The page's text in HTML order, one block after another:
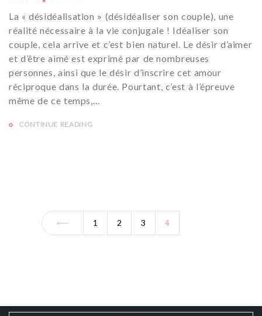
La « désidéalisation » (désidéaliser son couple), une
réalité nécessaire à la vie conjugale ! Idéaliser son
couple, cela arrive et c’est bien naturel. Le désir d’aimer
et d’être aimé est exprimé par de nombreuses
personnes, ainsi que le désir d’inscrire cet amour
réciproque dans la durée. Pourtant, c’est à l’épreuve
même de ce temps,…
CONTINUE READING
1 2 3 4